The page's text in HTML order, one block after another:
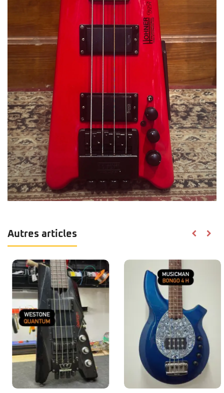
Autres articles